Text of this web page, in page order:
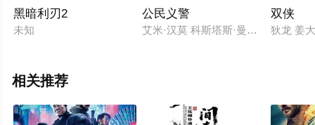
黑暗利刃2
未知
公民义警
艾米·汉莫 科斯塔斯·曼迪勒 本杰明
双侠
狄龙 姜
相关推荐